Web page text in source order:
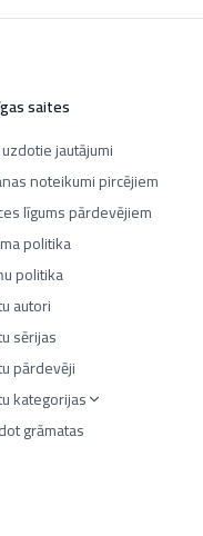
saites
jautājumi
noteikumi pircējiem
līgums pārdevējiem
politika
politika
autori
sērijas
pārdevēji
kategorijas
grāmatas